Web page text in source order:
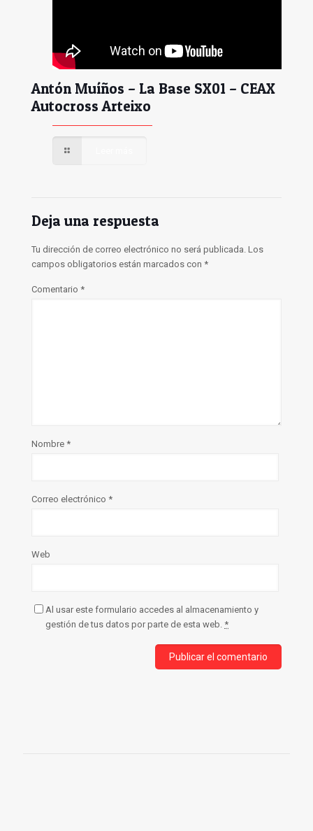
Antón Muíños – La Base SX01 – CEAX
Autocross Arteixo
Deja una respuesta
Tu dirección de correo electrónico no será publicada. Los
campos obligatorios están marcados con *
Comentario *
Nombre *
Correo electrónico *
Web
Al usar este formulario accedes al almacenamiento y
gestión de tus datos por parte de esta web. *